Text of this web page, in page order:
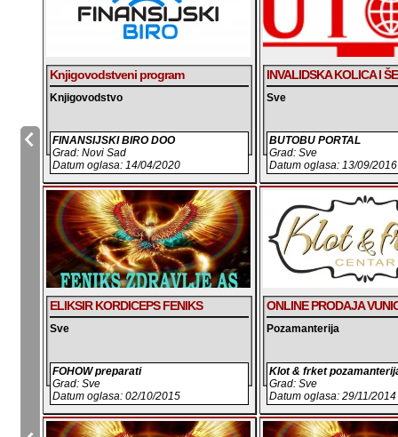
Knjigovodstveni program
Knjigovodstvo
FINANSIJSKI BIRO DOO
Grad: Novi Sad
Datum oglasa: 14/04/2020
INVALIDSKA KOLICA I
Sve
BUTOBU PORTAL
Grad: Sve
Datum oglasa: 13/09/2016
ELIKSIR KORDICEPS FENIKS
Sve
FOHOW preparati
Grad: Sve
Datum oglasa: 02/10/2015
ONLINE PRODAJA
Pozamanterija
Klot & frket
Grad: Sve
Datum oglasa: 29/11/2014